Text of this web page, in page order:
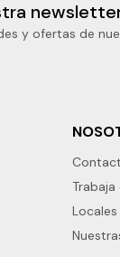
y ofertas de
Locales